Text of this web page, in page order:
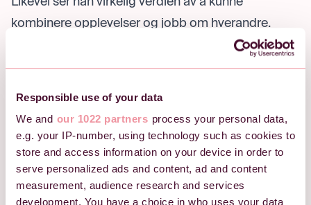
Responsible use of your data
We and our 1022 partners process your personal data,
e.g. your IP-number, using technology such as cookies to
store and access information on your device in order to
serve personalized ads and content, ad and content
measurement, audience research and services
development. You have a choice in who uses your data
kombinere opplevelser og jobb om hverandre.
– Jeg kjenner definitivt at jeg har mer energi og
overskudd når jeg får nye opplevelser og impulser
igjen gir ny giv til neste arbeidsdag, forteller Peter.
«Du må trå ut av
komfortsona om du skal